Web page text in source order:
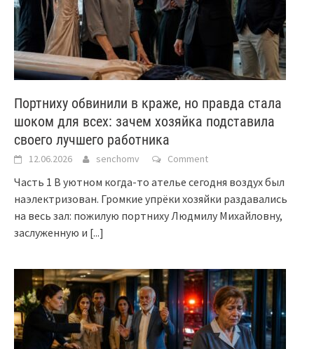
Портниху обвинили в краже, но правда стала
шоком для всех: зачем хозяйка подставила
своего лучшего работника
12.06.2026 senchomv Comment
Часть 1 В уютном когда-то ателье сегодня воздух был
наэлектризован. Громкие упрёки хозяйки раздавались
на весь зал: пожилую портниху Людмилу Михайловну,
заслуженную и [...]